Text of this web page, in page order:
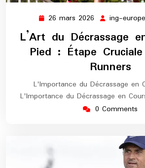
26 mars 2026 26
2026
ing-
L’Art du Décrassage
Pied : Étape
Runners
L'Importance du Décrassage en
L'Importance du Décrassage en
0 Comments